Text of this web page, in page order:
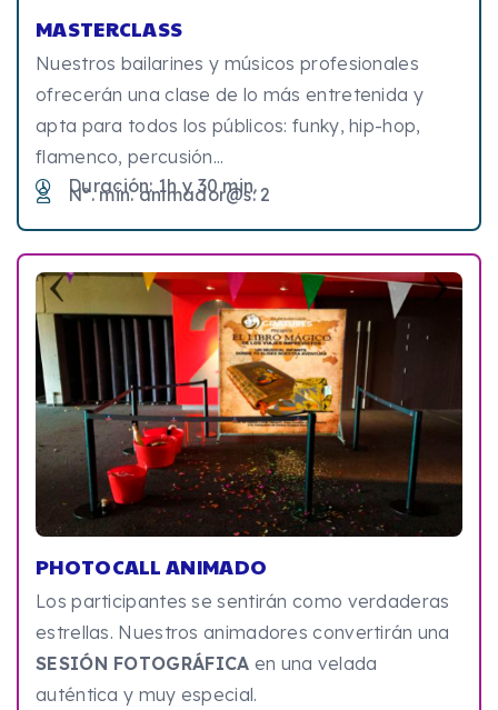
MASTERCLASS
Nuestros bailarines y músicos profesionales
ofrecerán una clase de lo más entretenida y
apta para todos los públicos: funky, hip-hop,
flamenco, percusión...
Duración: 1h y 30 min.
Nº. min. animador@s: 2
PHOTOCALL ANIMADO
Los participantes se sentirán como verdaderas
estrellas. Nuestros animadores convertirán una
SESIÓN FOTOGRÁFICA en una velada
auténtica y muy especial.